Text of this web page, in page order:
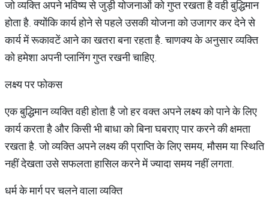
जो व्यक्ति अपने भविष्य से जुड़ी योजनाओं को गुप्त रखता है वही बुद्धिमान
होता है. क्योंकि कार्य होने से पहले उसकी योजना को उजागर कर देने से
कार्य में रूकावटें आने का खतरा बना रहता है. चाणक्य के अनुसार व्यक्ति
को हमेशा अपनी प्लानिंग गुप्त रखनी चाहिए.
लक्ष्य पर फोकस
एक बुद्धिमान व्यक्ति वही होता है जो हर वक्त अपने लक्ष्य को पाने के लिए
कार्य करता है और किसी भी बाधा को बिना घबराए पार करने की क्षमता
रखता है. जो व्यक्ति अपने लक्ष्य की प्राप्ति के लिए समय, मौसम या स्थिति
नहीं देखता उसे सफलता हासिल करने में ज्यादा समय नहीं लगता.
धर्म के मार्ग पर चलने वाला व्यक्ति